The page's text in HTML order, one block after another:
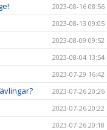
2023-08-16 08:56
2023-08-13 09:05
2023-08-09 09:52
2023-08-04 13:54
2023-07-29 16:42
2023-07-26 20:26
2023-07-26 20:22
2023-07-26 20:18